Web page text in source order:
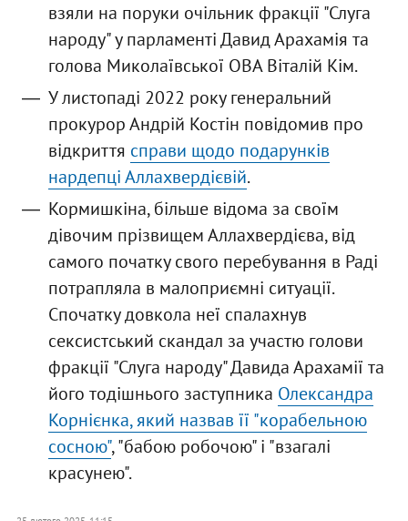
взяли на поруки очільник фракції "Слуга
народу" у парламенті Давид Арахамія та
голова Миколаївської ОВА Віталій Кім.
У листопаді 2022 року генеральний
прокурор Андрій Костін повідомив про
відкриття справи щодо подарунків
нардепці Аллахвердієвій.
Кормишкіна, більше відома за своїм
дівочим прізвищем Аллахвердієва, від
самого початку свого перебування в Раді
потрапляла в малоприємні ситуації.
Спочатку довкола неї спалахнув
сексистський скандал за участю голови
фракції "Слуга народу" Давида Арахамії та
його тодішнього заступника Олександра
Корнієнка, який назвав її "корабельною
сосною", "бабою робочою" і "взагалі
красунею".